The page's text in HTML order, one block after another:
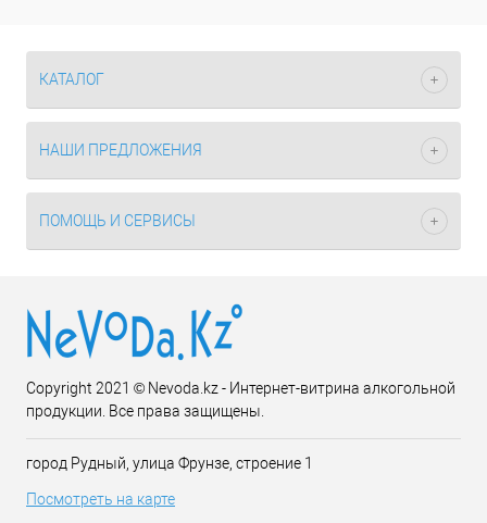
КАТАЛОГ
НАШИ ПРЕДЛОЖЕНИЯ
ПОМОЩЬ И СЕРВИСЫ
Copyright 2021 © Nevoda.kz - Интернет-витрина алкогольной
продукции. Все права защищены.
город Рудный, улица Фрунзе, строение 1
Посмотреть на карте